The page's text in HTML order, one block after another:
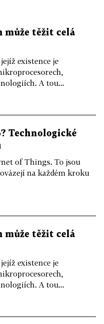
může těžit celá
existence je
A tou...
Technologické
of Things. To jsou
na každém kroku
může těžit celá
existence je
A tou...